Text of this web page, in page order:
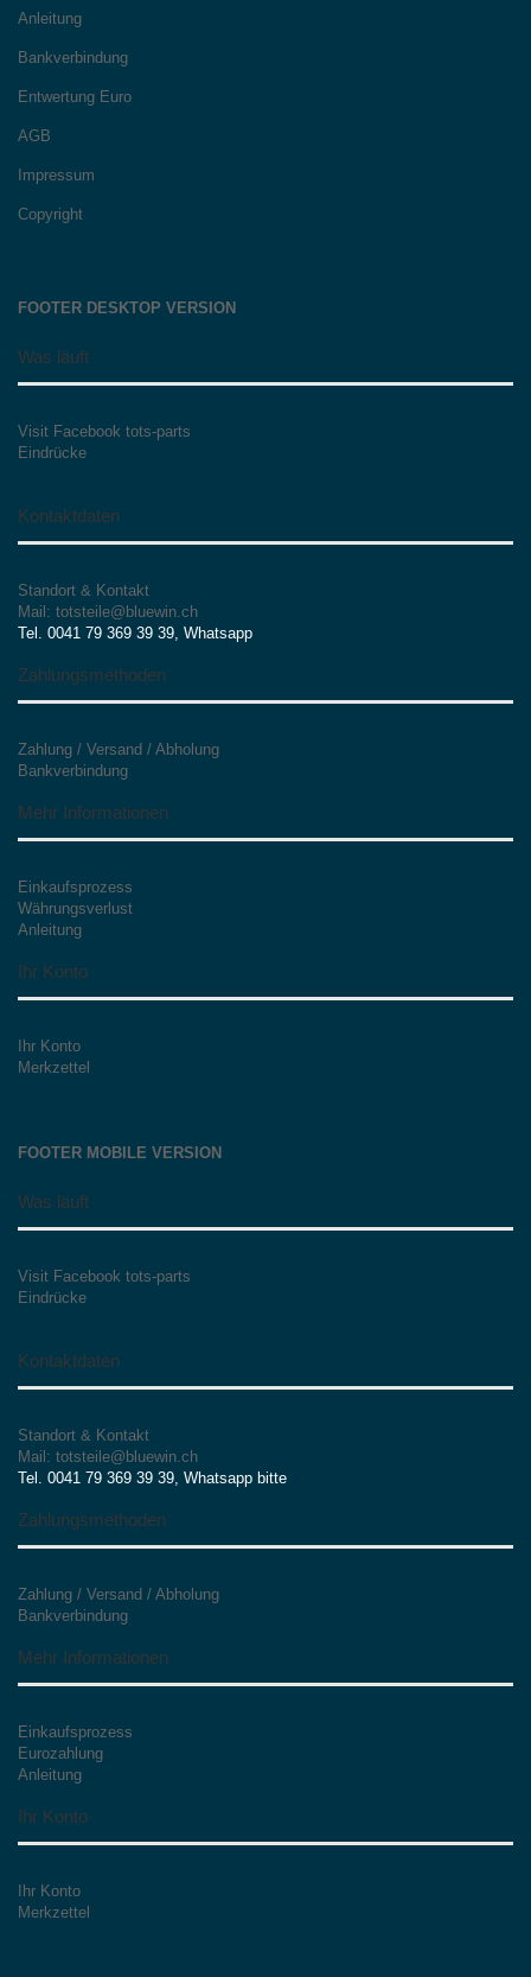
Anleitung
Bankverbindung
Entwertung Euro
AGB
Impressum
Copyright
FOOTER DESKTOP VERSION
Was läuft
Visit Facebook tots-parts
Eindrücke
Kontaktdaten
Standort & Kontakt
Mail: totsteile@bluewin.ch
Tel. 0041 79 369 39 39, Whatsapp
Zahlungsmethoden
Zahlung / Versand / Abholung
Bankverbindung
Mehr Informationen
Einkaufsprozess
Währungsverlust
Anleitung
Ihr Konto
Ihr Konto
Merkzettel
FOOTER MOBILE VERSION
Was läuft
Visit Facebook tots-parts
Eindrücke
Kontaktdaten
Standort & Kontakt
Mail: totsteile@bluewin.ch
Tel. 0041 79 369 39 39, Whatsapp bitte
Zahlungsmethoden
Zahlung / Versand / Abholung
Bankverbindung
Mehr Informationen
Einkaufsprozess
Eurozahlung
Anleitung
Ihr Konto
Ihr Konto
Merkzettel